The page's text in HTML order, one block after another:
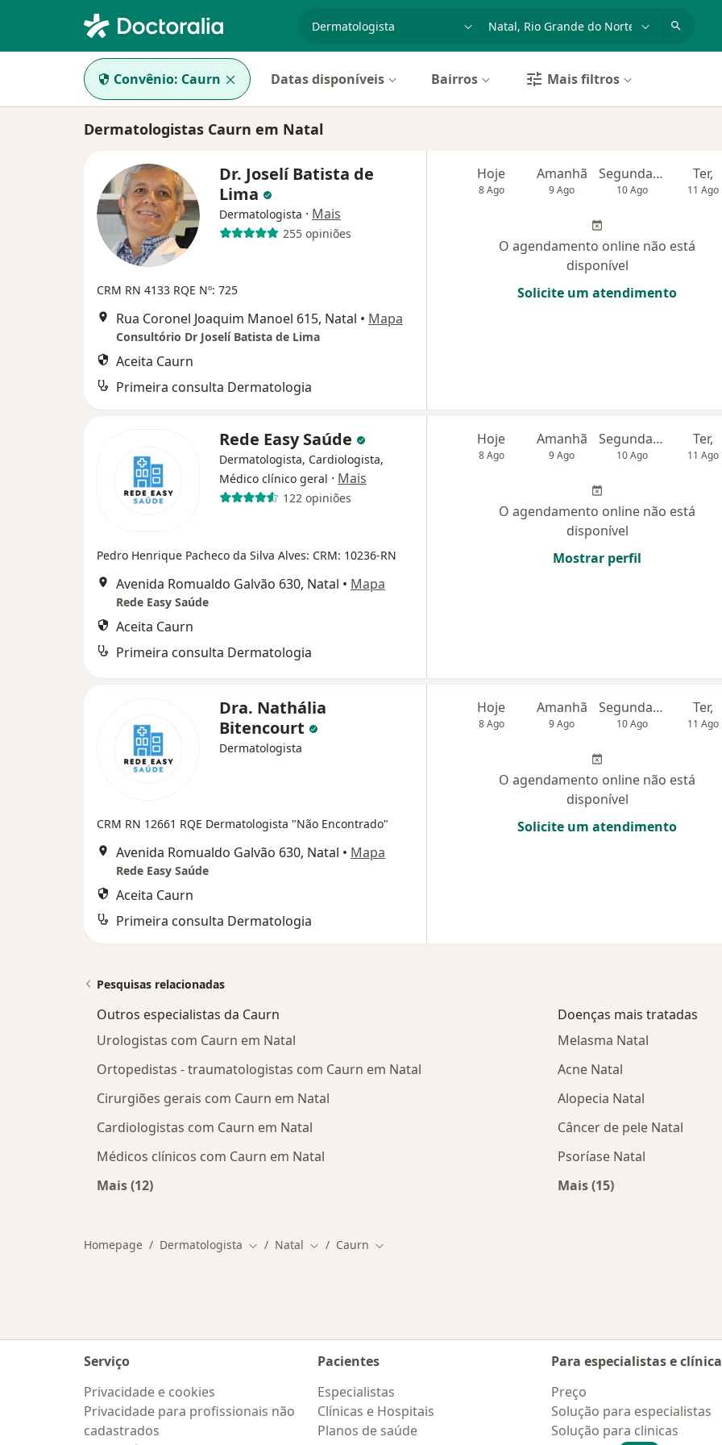
Convênio: Caurn Datas disponíveis Bairros Mais filtros
Dermatologistas Caurn em Natal
Dr. Joselí Batista de
Lima
Dermatologista · Mais
255 opiniões
CRM RN 4133 RQE Nº: 725
Rua Coronel Joaquim Manoel 615, Natal • Mapa
Consultório Dr Joselí Batista de Lima
Aceita Caurn
Primeira consulta Dermatologia
Hoje
8 Ago
Amanhã
9 Ago
Segunda-feira
10 Ago
Ter,
11 Ago
O agendamento online não está
disponível
Solicite um atendimento
Rede Easy Saúde
Dermatologista, Cardiologista,
Médico clínico geral · Mais
122 opiniões
Pedro Henrique Pacheco da Silva Alves: CRM: 10236-RN
Avenida Romualdo Galvão 630, Natal • Mapa
Rede Easy Saúde
Aceita Caurn
Primeira consulta Dermatologia
Hoje
8 Ago
Amanhã
9 Ago
Segunda-feira
10 Ago
Ter,
11 Ago
O agendamento online não está
disponível
Mostrar perfil
Dra. Nathália
Bitencourt
Dermatologista
CRM RN 12661 RQE Dermatologista "Não Encontrado"
Avenida Romualdo Galvão 630, Natal • Mapa
Rede Easy Saúde
Aceita Caurn
Primeira consulta Dermatologia
Hoje
8 Ago
Amanhã
9 Ago
Segunda-feira
10 Ago
Ter,
11 Ago
O agendamento online não está
disponível
Solicite um atendimento
Pesquisas relacionadas
Outros especialistas da Caurn
Urologistas com Caurn em Natal
Ortopedistas - traumatologistas com Caurn em Natal
Cirurgiões gerais com Caurn em Natal
Cardiologistas com Caurn em Natal
Médicos clínicos com Caurn em Natal
Mais (12)
Doenças mais tratadas
Melasma Natal
Acne Natal
Alopecia Natal
Câncer de pele Natal
Psoríase Natal
Mais (15)
Homepage Dermatologista Mudar de cidade
Natal Mudar de cidade
Caurn Mudar de cidade
Serviço
Privacidade e cookies
Privacidade para profissionais não
cadastrados
Pacientes
Especialistas
Clínicas e Hospitais
Planos de saúde
Para especialistas e
Preço
Solução para especialistas
Solução para clinicas